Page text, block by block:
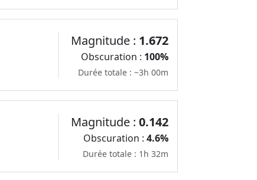
Magnitude : 1.672
Obscuration : 100%
Durée totale : ~3h 00m
Magnitude : 0.142
Obscuration : 4.6%
Durée totale : 1h 32m